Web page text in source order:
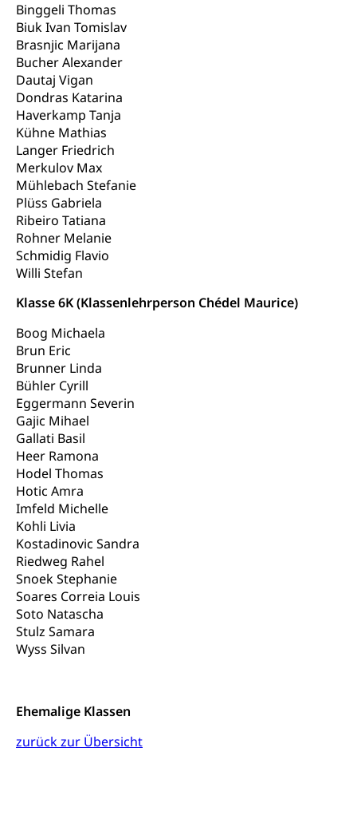
Binggeli Thomas
Biuk Ivan Tomislav
Brasnjic Marijana
Bucher Alexander
Dautaj Vigan
Dondras Katarina
Haverkamp Tanja
Kühne Mathias
Langer Friedrich
Merkulov Max
Mühlebach Stefanie
Plüss Gabriela
Ribeiro Tatiana
Rohner Melanie
Schmidig Flavio
Willi Stefan
Klasse 6K (Klassenlehrperson Chédel Maurice)
Boog Michaela
Brun Eric
Brunner Linda
Bühler Cyrill
Eggermann Severin
Gajic Mihael
Gallati Basil
Heer Ramona
Hodel Thomas
Hotic Amra
Imfeld Michelle
Kohli Livia
Kostadinovic Sandra
Riedweg Rahel
Snoek Stephanie
Soares Correia Louis
Soto Natascha
Stulz Samara
Wyss Silvan
Ehemalige Klassen
zurück zur Übersicht
Erwerbsausfallentschädigung (WAS Luzern)
Bevölkerungsschutz
Katastrophenschutz, Katastrophenhilfe, Polizei,
Feuerwehr, Gesundheitswesen, technische Betriebe,
Alarmierung, Sirenentest
Kantonaler Führungsstab
Polizei
Ordnungskräfte, Sicherheit, öffentliche Ordnung
Versorgung
Vorratshaltung, Vorrat
Waffen
Waffenerwerbsschein, Waffenschein, Waffenbüro,
Waffentragen, Selbstverteidigung
Waffen, Sprengstoffe und Pyrotechnik
Zivildienst
Militärdienst
Bundesamt für Zivildienst ZIVI
Erwerbsausfallentschädigung (WAS Luzern)
Zivilschutz
Schutzdienstpflicht, Schutzraum,
Schutzraumbaupflicht
Staat und Recht
Gleichstellung von Frau und Mann
Diskriminierung, Gleichstellungsbüro, Mobbing
Gleichstellung aller Geschlechter und
Lebensformen
Gleichstellung Menschen mit
Zivilverfahren
Zivilrecht, Zivilrechtspflege, Gerichtsverfahren
Bezirksgerichte: Aufgaben und Verfahren
Betreibung und Konkurs
Demokratie
Stimmrecht, Abstimmungen, Wahlen, politische